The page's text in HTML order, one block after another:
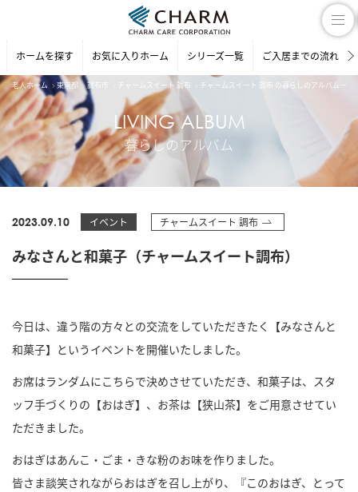
ホームを探す お気に入りホーム シリーズ一覧 ご入居までの流れ
老人ホーム 東京都 調布市 チャームスイート 調布 チャームスイート 調布 の暮らしのアルバム一覧
LIVING ALBUM
暮らしのアルバム
2023.09.10 イベント チャームスイート 調布
みなさんと和菓子（チャームスイート調布）
今日は、違う階の方々との交流をしていただきたく【みなさんと
和菓子】というイベントを開催いたしました。
お席はランダムにこちらで決めさせていただき、和菓子は、スタ
ッフ手づくりの【おはぎ】、お茶は【狭山茶】をご用意させてい
ただきました。
おはぎはあんこ・ごま・きな粉のお味を作りました。
皆さま談笑されながらおはぎを召し上がり、『このおはぎ、とって